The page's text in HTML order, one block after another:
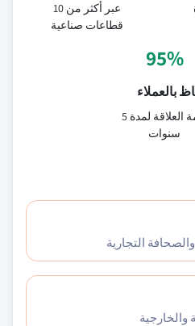
عبر أكثر من 10
قطاعات صناعية
95%
بالعملاء
قيمة العلاقة لمدة 5
سنوات
التجارية
والخارجية